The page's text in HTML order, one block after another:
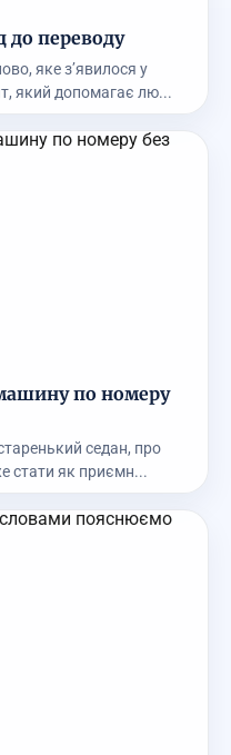
до переводу
яке з’явилося у
який допомагає лю...
по номеру
седан, про
стати як приємн...